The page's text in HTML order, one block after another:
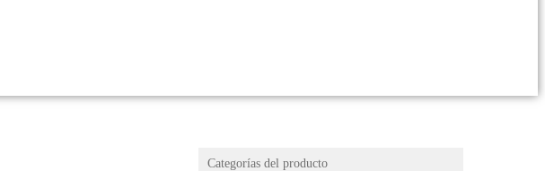
Categorías del producto